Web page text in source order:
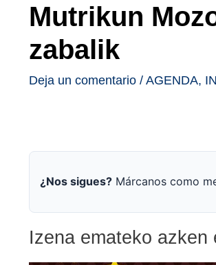
Mutrikun
zabalik
Deja un comentario / AGENDA,
¿Nos sigues? Márcanos como
Izena emateko